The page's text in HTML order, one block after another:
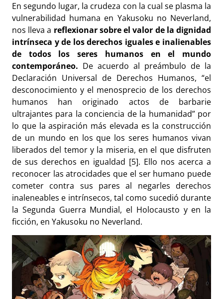
En segundo lugar, la crudeza con la cual se plasma la
vulnerabilidad humana en Yakusoku no Neverland,
nos lleva a reflexionar sobre el valor de la dignidad
intrínseca y de los derechos iguales e inalienables
de todos los seres humanos en el mundo
contemporáneo. De acuerdo al preámbulo de la
Declaración Universal de Derechos Humanos, “el
desconocimiento y el menosprecio de los derechos
humanos han originado actos de barbarie
ultrajantes para la conciencia de la humanidad” por
lo que la aspiración más elevada es la construcción
de un mundo en los que los seres humanos vivan
liberados del temor y la miseria, en el que disfruten
de sus derechos en igualdad [5]. Ello nos acerca a
reconocer las atrocidades que el ser humano puede
cometer contra sus pares al negarles derechos
inaleneables e intrínsecos, tal como sucedió durante
la Segunda Guerra Mundial, el Holocausto y en la
ficción, en Yakusoku no Neverland.